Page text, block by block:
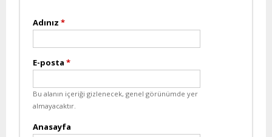
Adınız *
E-posta *
Bu alanın içeriği gizlenecek, genel görünümde yer
almayacaktır.
Anasayfa